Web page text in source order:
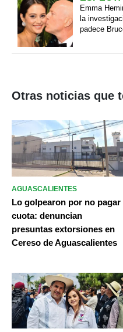
Emma
la
padece
Otras noticias que
AGUASCALIENTES
Lo golpearon por no pagar
cuota: denuncian
presuntas extorsiones en
Cereso de Aguascalientes